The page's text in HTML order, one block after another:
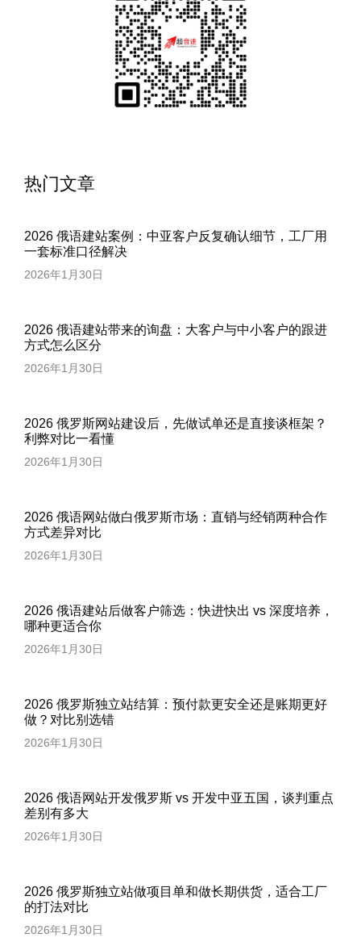
热门文章
2026 俄语建站案例：中亚客户反复确认细节，工厂用
一套标准口径解决
2026年1月30日
2026 俄语建站带来的询盘：大客户与中小客户的跟进
方式怎么区分
2026年1月30日
2026 俄罗斯网站建设后，先做试单还是直接谈框架？
利弊对比一看懂
2026年1月30日
2026 俄语网站做白俄罗斯市场：直销与经销两种合作
方式差异对比
2026年1月30日
2026 俄语建站后做客户筛选：快进快出 vs 深度培养，
哪种更适合你
2026年1月30日
2026 俄罗斯独立站结算：预付款更安全还是账期更好
做？对比别选错
2026年1月30日
2026 俄语网站开发俄罗斯 vs 开发中亚五国，谈判重点
差别有多大
2026年1月30日
2026 俄罗斯独立站做项目单和做长期供货，适合工厂
的打法对比
2026年1月30日